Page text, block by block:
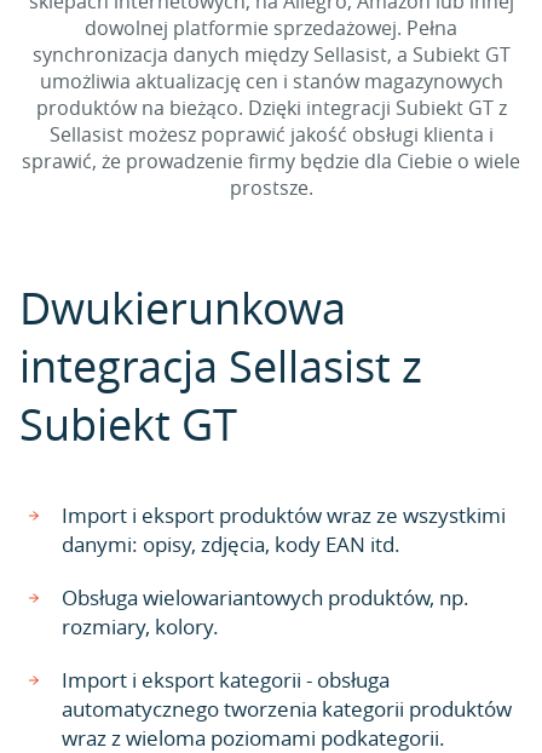
dowolnej platformie sprzedażowej. Pełna
synchronizacja danych między Sellasist, a Subiekt GT
umożliwia aktualizację cen i stanów magazynowych
produktów na bieżąco. Dzięki integracji Subiekt GT z
Sellasist możesz poprawić jakość obsługi klienta i
sprawić, że prowadzenie firmy będzie dla Ciebie o wiele
prostsze.
Dwukierunkowa
integracja Sellasist z
Subiekt GT
Import i eksport produktów wraz ze wszystkimi
danymi: opisy, zdjęcia, kody EAN itd.
Obsługa wielowariantowych produktów, np.
rozmiary, kolory.
Import i eksport kategorii - obsługa
automatycznego tworzenia kategorii produktów
wraz z wieloma poziomami podkategorii.